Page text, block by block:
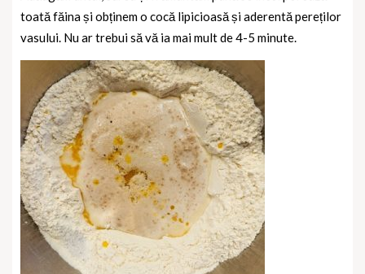
toată făina și obținem o cocă lipicioasă și aderentă pereților
vasului. Nu ar trebui să vă ia mai mult de 4-5 minute.